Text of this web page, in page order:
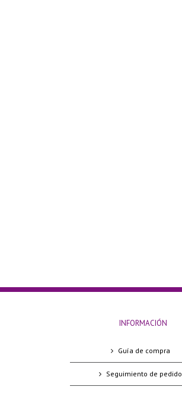
INFORMACIÓN
Guía de compra
Seguimiento de pedido